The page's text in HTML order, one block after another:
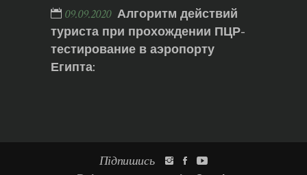
09.09.2020 Алгоритм действий
туриста при прохождении ПЦР-
тестирование в аэропорту
Египта:
Підпишись